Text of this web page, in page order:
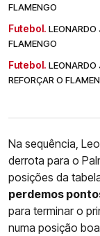
FLAMENGO
Futebol. LEONARDO
FLAMENGO
Futebol. LEONARDO
REFORÇAR O
Na sequência,
derrota para o
posições da
perdemos
para terminar o
numa posição